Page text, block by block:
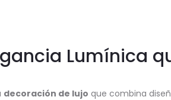
Lumínica
decoración de lujo que combina